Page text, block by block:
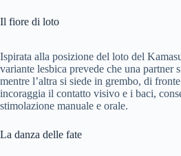
Il fiore di loto
Ispirata alla posizione del loto del
variante lesbica prevede che una partner
mentre l’altra si siede in grembo, di
incoraggia il contatto visivo e i baci,
stimolazione manuale e orale.
La danza delle fate